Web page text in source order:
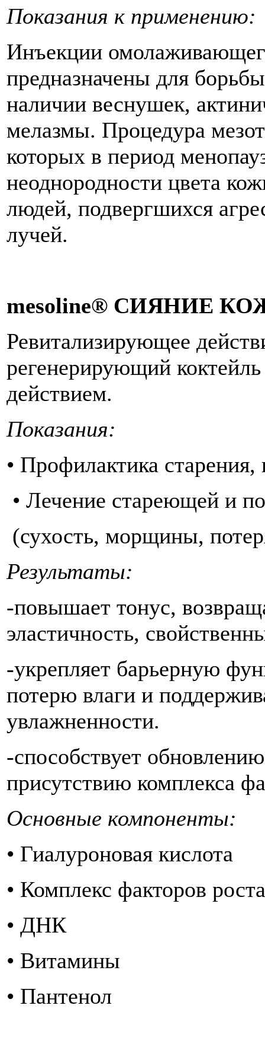
Показания к применению:
Инъекции
предназначены для
наличии веснушек,
мелазмы. Процедура
которых в период
неоднородности цвета
людей, подвергшихся
лучей.
mesoline® СИЯНИЕ
Ревитализирующее
регенерирующий
действием.
Показания:
• Профилактика старения,
• Лечение стареющей и
(сухость, морщины,
Результаты:
-повышает тонус,
эластичность,
-укрепляет барьерную
потерю влаги и
увлажненности.
-способствует
присутствию комплекса
Основные
• Гиалуроновая кислота
• Комплекс факторов роста
• ДНК
• Витамины
• Пантенол